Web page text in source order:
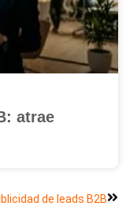
atrae
de leads B2B